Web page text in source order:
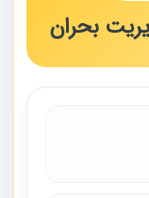
بحران